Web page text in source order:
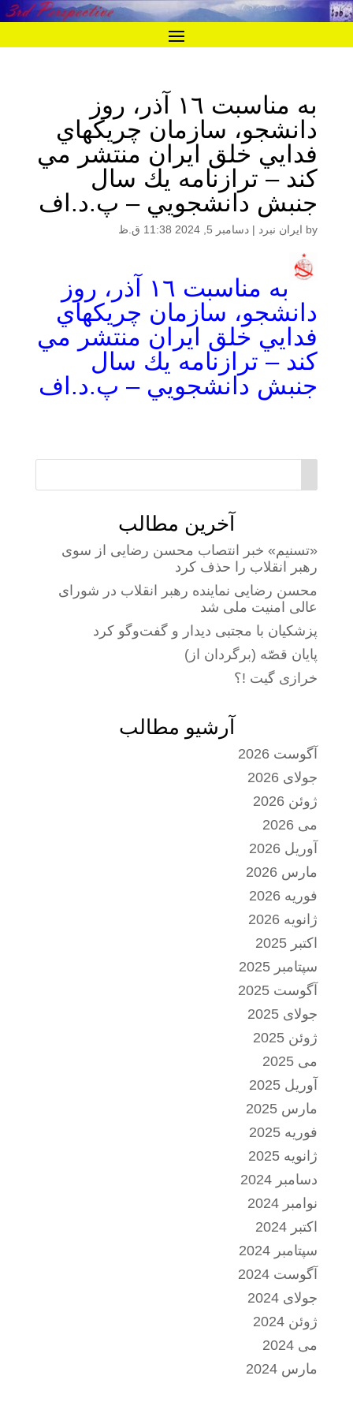
به مناسبت ١٦ آذر، روز
دانشجو، سازمان چريكهاي
فدايي خلق ايران منتشر مي
كند – ترازنامه يك سال
جنبش دانشجويي – پ.د.اف
by ایران نبرد | دسامبر 5, 2024 11:38 ق.ظ
به مناسبت ١٦ آذر، روز
دانشجو، سازمان چريكهاي
فدايي خلق ايران منتشر مي
كند – ترازنامه يك سال
جنبش دانشجويي – پ.د.اف
آخرین مطالب
«تسنیم» خبر انتصاب محسن رضایی از سوی
رهبر انقلاب را حذف کرد
محسن رضایی نماینده رهبر انقلاب در شورای
عالی امنیت ملی شد
پزشکیان با مجتبی دیدار و گفت‌وگو کرد
پایان قصّه (برگردان از)
خرازی گیت !؟
آرشیو مطالب
آگوست 2026
جولای 2026
ژوئن 2026
می 2026
آوریل 2026
مارس 2026
فوریه 2026
ژانویه 2026
اکتبر 2025
سپتامبر 2025
آگوست 2025
جولای 2025
ژوئن 2025
می 2025
آوریل 2025
مارس 2025
فوریه 2025
ژانویه 2025
دسامبر 2024
نوامبر 2024
اکتبر 2024
سپتامبر 2024
آگوست 2024
جولای 2024
ژوئن 2024
می 2024
مارس 2024